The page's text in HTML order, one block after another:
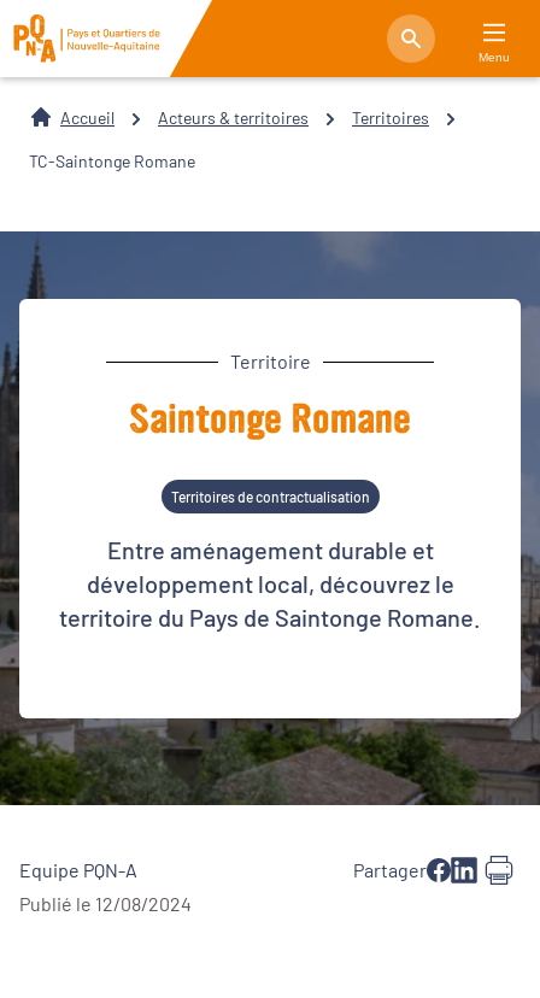
Menu
Accueil Acteurs & territoires Territoires
TC-Saintonge Romane
Territoire
Saintonge Romane
Territoires de contractualisation
Entre aménagement durable et
développement local, découvrez le
territoire du Pays de Saintonge Romane.
Equipe PQN-A
Publié le 12/08/2024
Partager